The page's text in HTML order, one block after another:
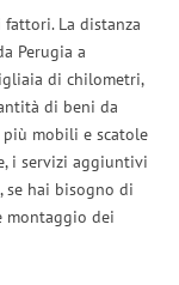
La distanza
Perugia a
di chilometri,
di beni da
mobili e scatole
i servizi aggiuntivi
se hai bisogno di
montaggio dei